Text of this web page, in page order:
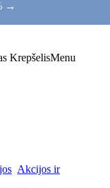
→
KrepšelisMenu
Akcijos ir